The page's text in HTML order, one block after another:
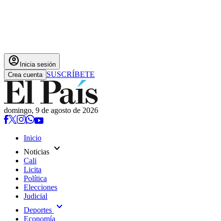
account_circle Inicia sesión
Crea cuenta SUSCRÍBETE
domingo, 9 de agosto de 2026
Inicio
Noticias expand_more
Cali
Licita
Política
Elecciones
Judicial
Deportes expand_more
Economía